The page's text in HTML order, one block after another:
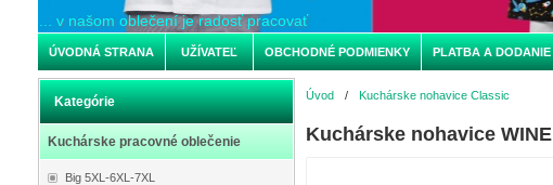
... v našom oblečení je radosť pracovať
ÚVODNÁ STRANA UŽÍVATEĽ OBCHODNÉ PODMIENKY PLATBA A DODANIE
Kategórie
Kuchárske pracovné oblečenie
Big 5XL-6XL-7XL
Úvod / Kuchárske nohavice Classic
Kuchárske nohavice WINE